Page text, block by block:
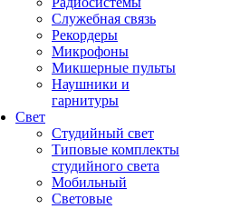
Служебная связь
Рекордеры
Микрофоны
Микшерные пульты
Наушники и
гарнитуры
Свет
Студийный свет
Типовые комплекты
студийного света
Мобильный
Световые